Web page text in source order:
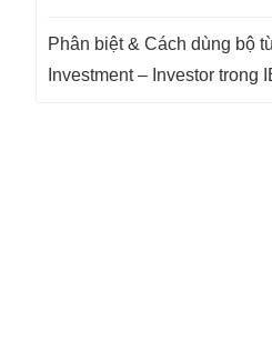
Phân biệt & Cách dùng bộ
Investment – Investor trong